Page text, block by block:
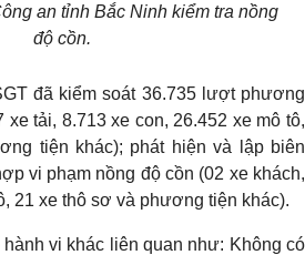
an tỉnh Bắc Ninh kiểm tra nồng
độ cồn.
đã kiểm soát 36.735 lượt phương
xe tải, 8.713 xe con, 26.452 xe mô tô,
tiện khác); phát hiện và lập biên
vi phạm nồng độ cồn (02 xe khách,
21 xe thô sơ và phương tiện khác).
vi khác liên quan như: Không có